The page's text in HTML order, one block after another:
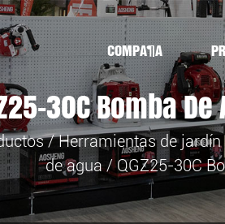
COMPAÑÍA
30C Bomba
/Herramientas de
de agua/QGZ25-30C